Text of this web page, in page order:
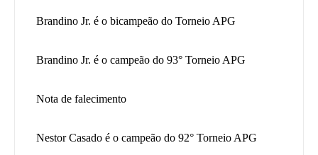
Brandino Jr. é o bicampeão do Torneio APG
Brandino Jr. é o campeão do 93° Torneio APG
Nota de falecimento
Nestor Casado é o campeão do 92° Torneio APG